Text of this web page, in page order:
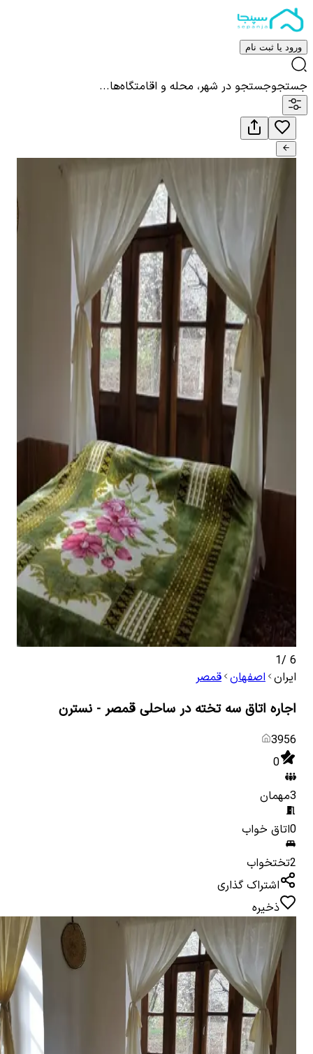
ورود یا ثبت نام
جستجوجستجو در شهر، محله و اقامتگاه‌ها...
6
/
1
ایران اصفهان قمصر
اجاره اتاق سه تخته در ساحلی قمصر - نسترن
3956
0
3مهمان
0اتاق خواب
2تختخواب
اشتراک گذاری
ذخیره